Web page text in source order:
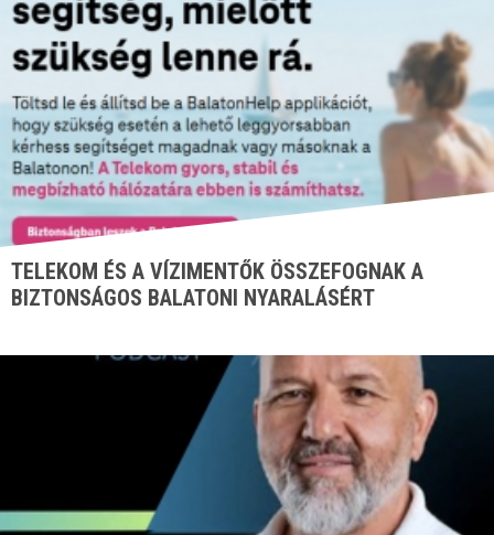
TELEKOM ÉS A VÍZIMENTŐK ÖSSZEFOGNAK A
BIZTONSÁGOS BALATONI NYARALÁSÉRT